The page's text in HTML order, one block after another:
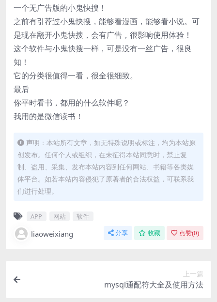
一个无广告版的小鬼快搜！
之前有引荐过小鬼快搜，能够看漫画，能够看小说。可
是现在翻开小鬼快搜，会有广告，很影响使用体验！
这个软件与小鬼快搜一样，可是没有一丝广告，很良
知！
它的分类很值得一看，很全很细致。
最后
你平时看书，都用的什么软件呢？
我用的是微信读书！
声明：本站所有文章，如无特殊说明或标注，均为本站原
创发布。任何个人或组织，在未征得本站同意时，禁止复
制、盗用、采集、发布本站内容到任何网站、书籍等各类媒
体平台。如若本站内容侵犯了原著者的合法权益，可联系我
们进行处理。
APP 网站 软件
liaoweixiang 分享 收藏 点赞(0)
上一篇
mysql通配符大全及使用方法